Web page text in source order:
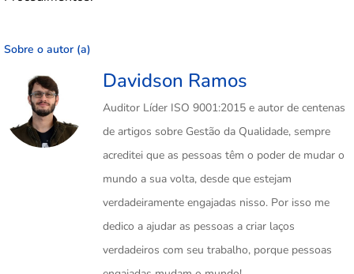
Sobre o autor (a)
Davidson Ramos
Auditor Líder ISO 9001:2015 e autor de centenas
de artigos sobre Gestão da Qualidade, sempre
acreditei que as pessoas têm o poder de mudar o
mundo a sua volta, desde que estejam
verdadeiramente engajadas nisso. Por isso me
dedico a ajudar as pessoas a criar laços
verdadeiros com seu trabalho, porque pessoas